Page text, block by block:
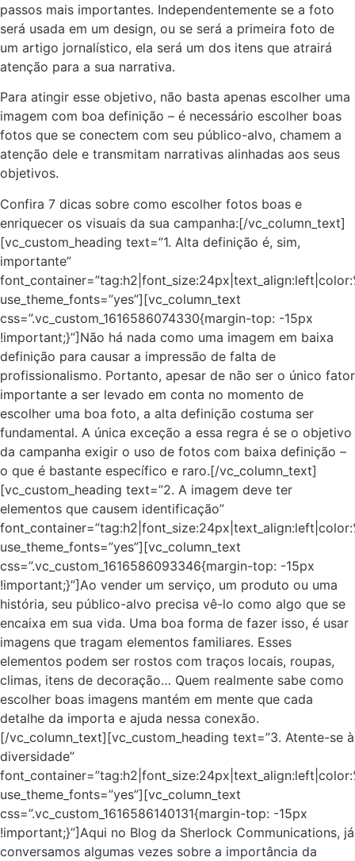
passos mais importantes. Independentemente se a foto
será usada em um design, ou se será a primeira foto de
um artigo jornalístico, ela será um dos itens que atrairá
atenção para a sua narrativa.
Para atingir esse objetivo, não basta apenas escolher uma
imagem com boa definição – é necessário escolher boas
fotos que se conectem com seu público-alvo, chamem a
atenção dele e transmitam narrativas alinhadas aos seus
objetivos.
Confira 7 dicas sobre como escolher fotos boas e
enriquecer os visuais da sua campanha:[/vc_column_text]
[vc_custom_heading text=”1. Alta definição é, sim,
importante”
use_theme_fonts=”yes”][vc_column_text
css=”.vc_custom_1616586074330{margin-top: -15px
!important;}”]Não há nada como uma imagem em baixa
definição para causar a impressão de falta de
profissionalismo. Portanto, apesar de não ser o único fator
importante a ser levado em conta no momento de
escolher uma boa foto, a alta definição costuma ser
fundamental. A única exceção a essa regra é se o objetivo
da campanha exigir o uso de fotos com baixa definição –
o que é bastante específico e raro.[/vc_column_text]
[vc_custom_heading text=”2. A imagem deve ter
elementos que causem identificação”
use_theme_fonts=”yes”][vc_column_text
css=”.vc_custom_1616586093346{margin-top: -15px
!important;}”]Ao vender um serviço, um produto ou uma
história, seu público-alvo precisa vê-lo como algo que se
encaixa em sua vida. Uma boa forma de fazer isso, é usar
imagens que tragam elementos familiares. Esses
elementos podem ser rostos com traços locais, roupas,
climas, itens de decoração… Quem realmente sabe como
escolher boas imagens mantém em mente que cada
detalhe da importa e ajuda nessa conexão.
[/vc_column_text][vc_custom_heading text=”3. Atente-se à
diversidade”
use_theme_fonts=”yes”][vc_column_text
css=”.vc_custom_1616586140131{margin-top: -15px
!important;}”]Aqui no Blog da Sherlock Communications, já
conversamos algumas vezes sobre a importância da